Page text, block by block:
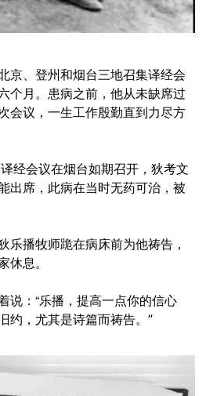
京、登州和烟台三地召集译经会
个月。患病之前，他从未缺席过
会议，一生工作殷勤直到力尽方
经会议在烟台如期召开，狄考文
出席，此病在当时无药可治，被
乐播牧师跪在病床前为他祷告，
息。
说： “乐播，提高一点你的信心
约，尤其是诗篇而祷告。”